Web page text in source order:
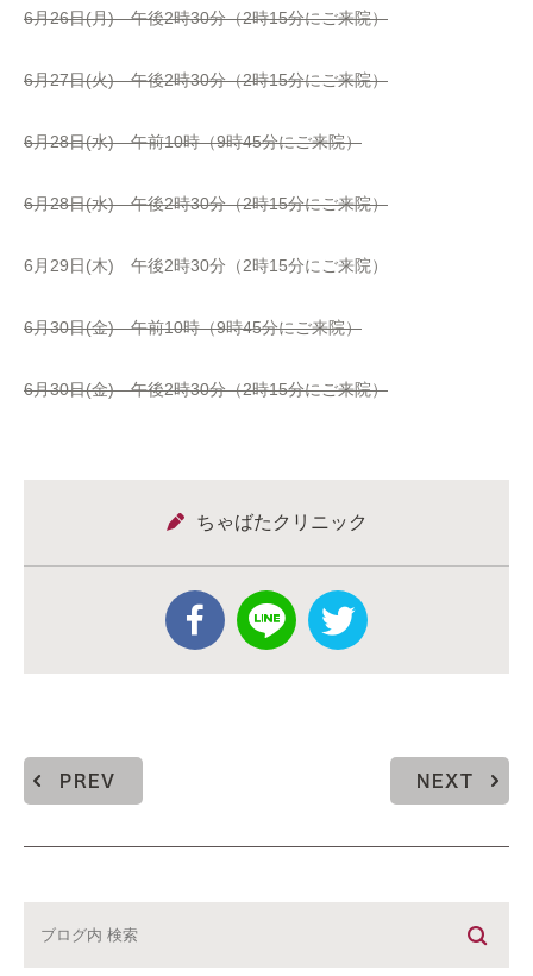
6月26日(月) 午後2時30分（2時15分にご来院）
6月27日(火) 午後2時30分（2時15分にご来院）
6月28日(水) 午前10時（9時45分にご来院）
6月28日(水) 午後2時30分（2時15分にご来院）
6月29日(木) 午後2時30分（2時15分にご来院）
6月30日(金) 午前10時（9時45分にご来院）
6月30日(金) 午後2時30分（2時15分にご来院）
ちゃばたクリニック
PREV NEXT